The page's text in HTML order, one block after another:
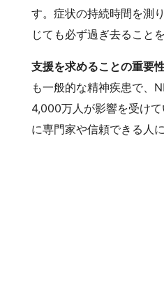
す。症状の持続時間を測
じても必ず過ぎ去ること
支援を求めることの重要
も一般的な精神疾患で、
4,000万人が影響を受け
に専門家や信頼できる人